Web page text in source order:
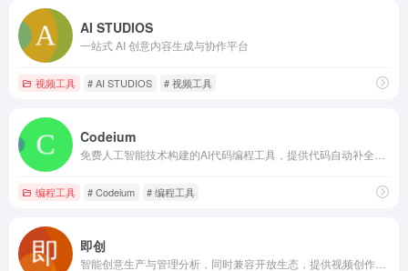
AI STUDIOS
一站式 AI 创意内容生成与协作平台
视频工具 # AI STUDIOS # 视频工具
Codeium
编程工具 # Codeium # 编程工具
即创